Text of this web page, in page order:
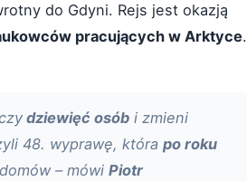
do Gdyni. Rejs jest okazją
pracujących w Arktyce.
dziewięć osób i zmieni
48. wyprawę, która po roku
– mówi Piotr